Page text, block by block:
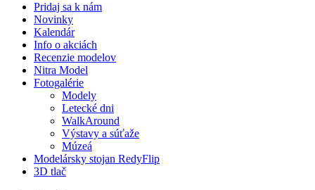
Pridaj sa k nám
Novinky
Kalendár
Info o akciách
Recenzie modelov
Nitra Model
Fotogalérie
Modely
Letecké dni
WalkAround
Výstavy a súťaže
Múzeá
Modelársky stojan RedyFlip
3D tlač